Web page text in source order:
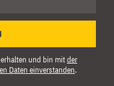
und bin mitder
Daten einverstanden.